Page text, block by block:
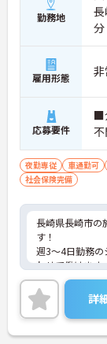
勤務地
分
雇用形態
応募要件
■
夜勤専従 車通勤可
社会保険完備
長崎県長崎市の
す！
週3～4日勤務の
わせて働けます
未経験でも丁寧
スタートできま
マイカー通勤
ます。ご興味が
えしますので、
詳